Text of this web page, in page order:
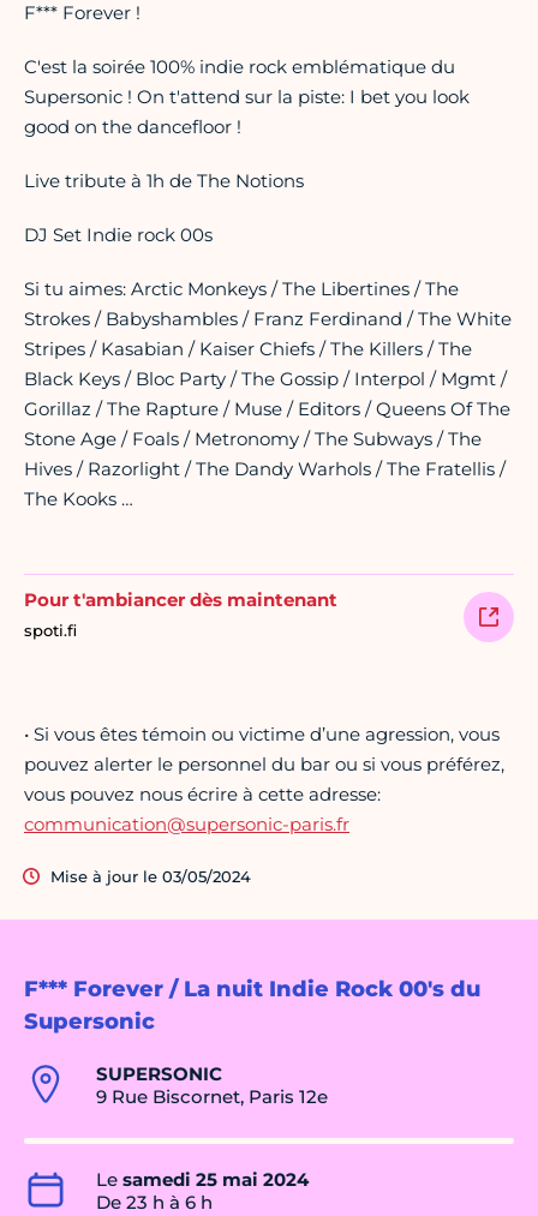
F*** Forever / La nuit Indie Rock 00's du
Supersonic
SUPERSONIC
9 Rue Biscornet, Paris 12e
Le samedi 25 mai 2024
De 23 h à 6 h
F*** Forever !
C'est la soirée 100% indie rock emblématique du
Supersonic ! On t'attend sur la piste: I bet you look
good on the dancefloor !
Live tribute à 1h de The Notions
DJ Set Indie rock 00s
Si tu aimes: Arctic Monkeys / The Libertines / The
Strokes / Babyshambles / Franz Ferdinand / The White
Stripes / Kasabian / Kaiser Chiefs / The Killers / The
Black Keys / Bloc Party / The Gossip / Interpol / Mgmt /
Gorillaz / The Rapture / Muse / Editors / Queens Of The
Stone Age / Foals / Metronomy / The Subways / The
Hives / Razorlight / The Dandy Warhols / The Fratellis /
The Kooks …
Pour t'ambiancer dès maintenant
spoti.fi
• Si vous êtes témoin ou victime d’une agression, vous
pouvez alerter le personnel du bar ou si vous préférez,
vous pouvez nous écrire à cette adresse:
communication@supersonic-paris.fr
Mise à jour le 03/05/2024